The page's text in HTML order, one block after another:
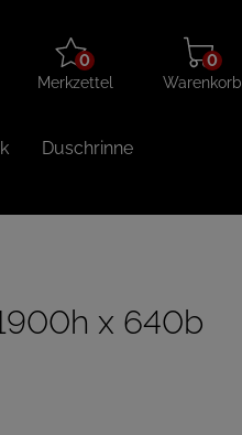
Merkzettel
aufklappen
0
Merkzettel
Warenkorb
aufklappen
0
Warenkorb
Duschrinne
x 640b